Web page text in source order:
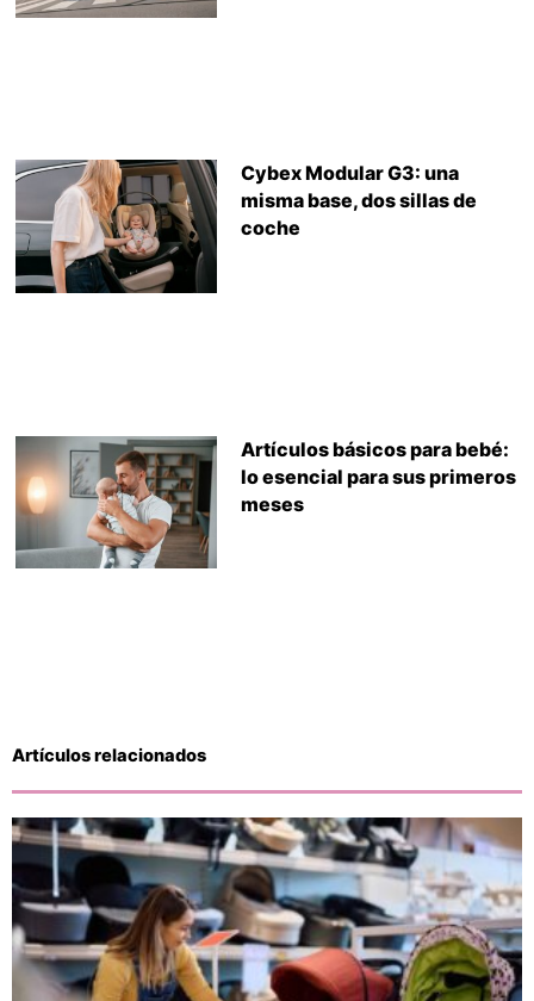
Cybex Modular G3: una
misma base, dos sillas de
coche
Artículos básicos para bebé:
lo esencial para sus primeros
meses
Artículos relacionados